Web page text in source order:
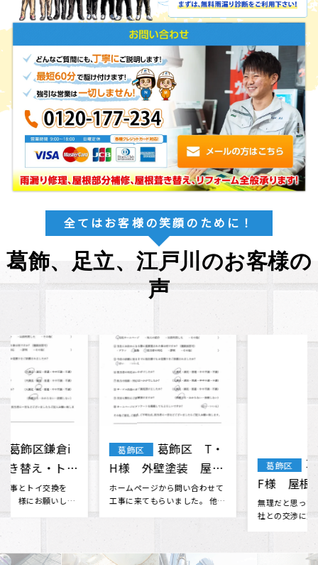
全てはお客様の笑顔のために！
葛飾、足立、江戸川のお客様の
声
葛飾区
葛飾区 T・
F様 屋根・外壁塗
装 棟板金工事 天窓
ガラス交換
無理だと思っていた火災保険会
社との交渉に対応してくださっ
江戸川区 雨
漏り修繕工事 石橋
様 （Google口コミ
より）
江戸川区在住です。 昨日の大雨
で雨漏りしてしまいました、私